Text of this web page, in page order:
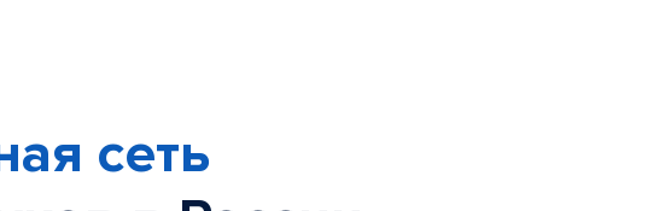
сеть